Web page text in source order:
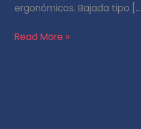
ergonómicos. Bajada tipo […]
Read More »